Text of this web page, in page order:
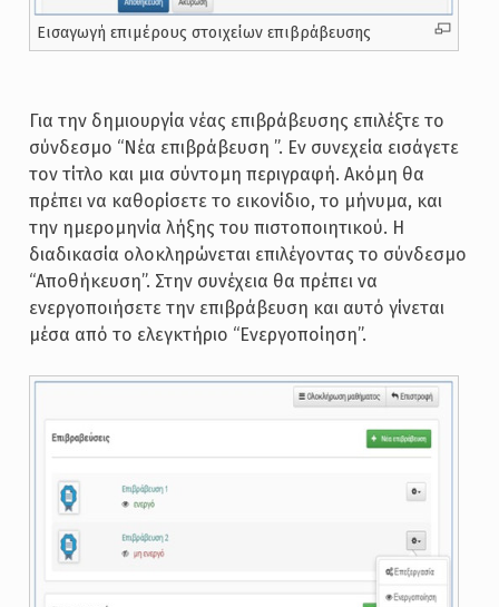
Εισαγωγή επιμέρους στοιχείων επιβράβευσης
Για την δημιουργία νέας επιβράβευσης επιλέξτε το
σύνδεσμο “Νέα επιβράβευση ”. Εν συνεχεία εισάγετε
τον τίτλο και μια σύντομη περιγραφή. Ακόμη θα
πρέπει να καθορίσετε το εικονίδιο, το μήνυμα, και
την ημερομηνία λήξης του πιστοποιητικού. Η
διαδικασία ολοκληρώνεται επιλέγοντας το σύνδεσμο
“Αποθήκευση”. Στην συνέχεια θα πρέπει να
ενεργοποιήσετε την επιβράβευση και αυτό γίνεται
μέσα από το ελεγκτήριο “Ενεργοποίηση”.